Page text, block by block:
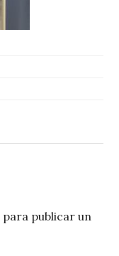
para publicar un